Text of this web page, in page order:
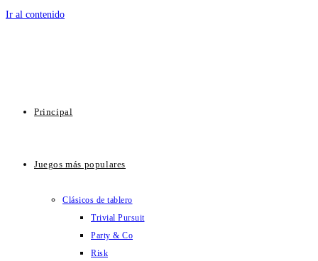
Ir al contenido
Principal
Juegos más populares
Clásicos de tablero
Trivial Pursuit
Party & Co
Risk